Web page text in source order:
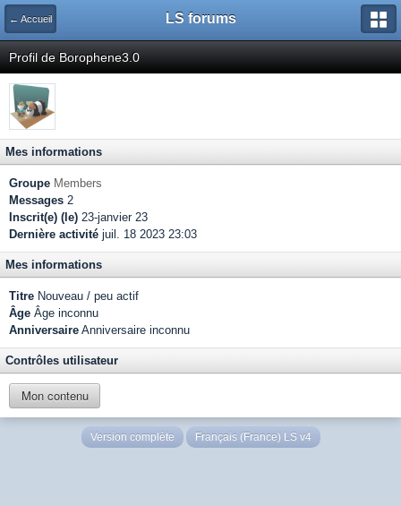
← Accueil LS forums
Profil de Borophene3.0
Mes informations
Groupe Members
Messages 2
Inscrit(e) (le) 23-janvier 23
Dernière activité juil. 18 2023 23:03
Mes informations
Titre Nouveau / peu actif
Âge Âge inconnu
Anniversaire Anniversaire inconnu
Contrôles utilisateur
Mon contenu
Version complète Français (France) LS v4